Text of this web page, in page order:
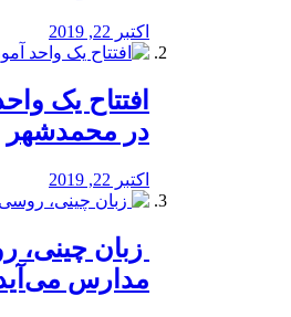
اکتبر 22, 2019
افتتاح یک
در محمدشهر
اکتبر 22, 2019
زبان چینی،
مدارس